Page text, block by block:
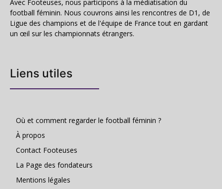
Avec Footeuses, nous participons à la médiatisation du
football féminin. Nous couvrons ainsi les rencontres de D1, de
Ligue des champions et de l'équipe de France tout en gardant
un œil sur les championnats étrangers.
Liens utiles
Où et comment regarder le football féminin ?
À propos
Contact Footeuses
La Page des fondateurs
Mentions légales